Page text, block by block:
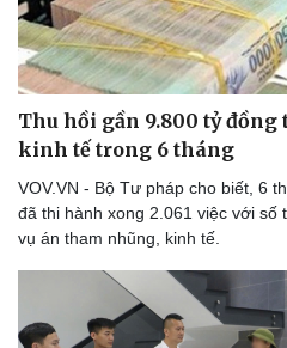
Thu hồi gần 9.800 tỷ
kinh tế trong 6 tháng
VOV.VN - Bộ Tư pháp cho biết, 6
đã thi hành xong 2.061 việc với số
vụ án tham nhũng, kinh tế.